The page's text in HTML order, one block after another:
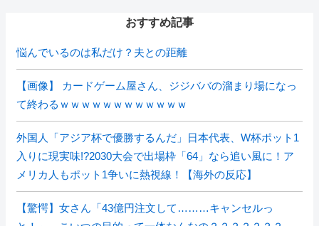
おすすめ記事
悩んでいるのは私だけ？夫との距離
【画像】 カードゲーム屋さん、ジジババの溜まり場になっ
て終わるｗｗｗｗｗｗｗｗｗｗｗｗ
外国人「アジア杯で優勝するんだ」日本代表、W杯ポット1
入りに現実味!?2030大会で出場枠「64」なら追い風に！ア
メリカ人もポット1争いに熱視線！【海外の反応】
【驚愕】女さん「43億円注文して………キャンセルっ